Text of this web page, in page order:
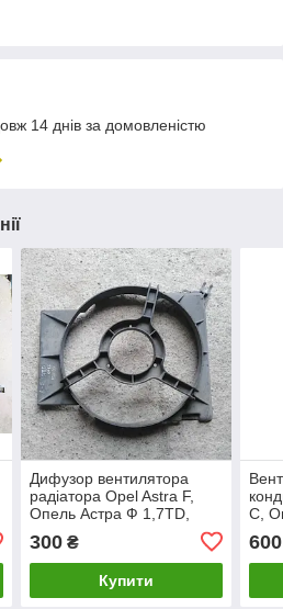
14 днів за домовленістю
Дифузор вентилятора
радіатора Opel Astra F,
Опель Астра Ф 1,7TD,
300₴
Купити
C,
600